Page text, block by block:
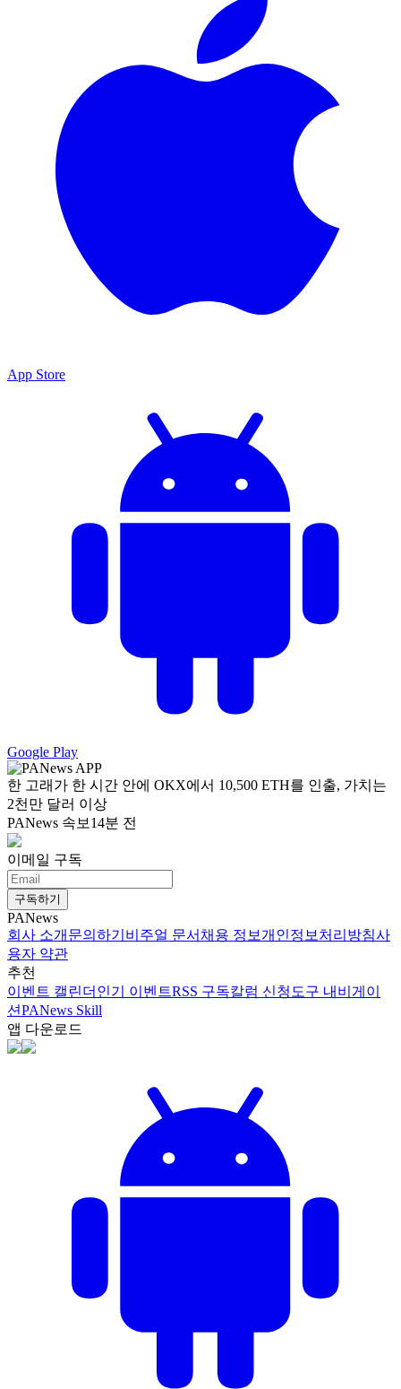
App Store
Google Play
한 고래가 한 시간 안에 OKX에서 10,500 ETH를 인출, 가치는
2천만 달러 이상
PANews 속보 14분 전
이메일 구독
구독하기
PANews
회사 소개 문의하기 비주얼 문서 채용 정보개인정보처리방침사
용자 약관
추천
이벤트 캘린더 인기 이벤트RSS 구독칼럼 신청 도구 내비게이
션PANews Skill
앱 다운로드